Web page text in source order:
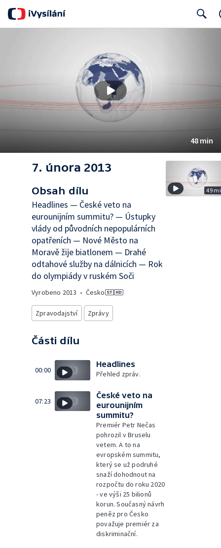
48 min
7. února 2013
Obsah dílu
Headlines — České veto na
eurounijním summitu? — Ústupky
vlády od původních nepopulárních
opatřeních — Nové Město na
Moravě žije biatlonem — Drahé
odtahové služby na dálnicích — Rok
do olympiády v ruském Soči
Vyrobeno 2013 • Česko
Zpravodajství Zprávy
Části dílu
00:00
Headlines
Přehled zpráv.
07:23
České veto na
eurounijním
summitu?
Premiér Petr Nečas
pohrozil v Bruselu
vetem. A to na
evropském summitu,
který se už podruhé
snaží dohodnout na
rozpočtu do roku 2020
- ve výši 25 bilionů
korun. Současný návrh
peněz pro Česko
považuje premiér za
diskriminační.
49